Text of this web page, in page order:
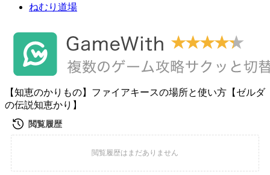
ねむり道場
【知恵のかりもの】ファイアキースの場所と使い方【ゼルダ
の伝説知恵かり】